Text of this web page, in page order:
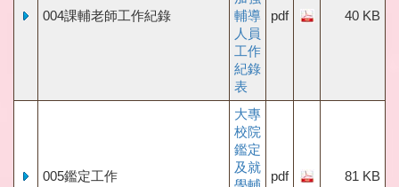
004課輔老師工作紀錄
輔導
人員
工作
紀錄
表
pdf 40 KB
005鑑定工作
大專
校院
鑑定
及就
pdf 81 KB